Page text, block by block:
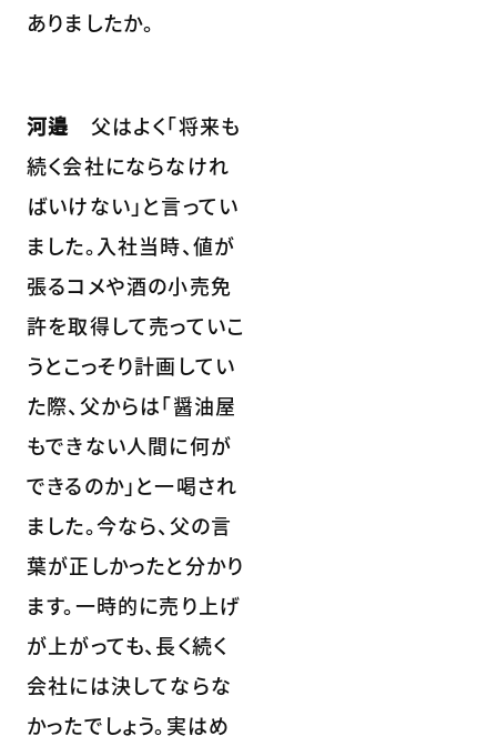
ありましたか。
河邉 父はよく「将来も
続く会社にならなけれ
ばいけない」と言ってい
ました。入社当時、値が
張るコメや酒の小売免
許を取得して売っていこ
うとこっそり計画してい
た際、父からは「醤油屋
もできない人間に何が
できるのか」と一喝され
ました。今なら、父の言
葉が正しかったと分かり
ます。一時的に売り上げ
が上がっても、長く続く
会社には決してならな
かったでしょう。実はめ